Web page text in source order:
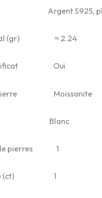
S925,
(gr) ≈ 2.24
Oui
pierre Moissanite
Blanc
de pierres 1
(ct) 1